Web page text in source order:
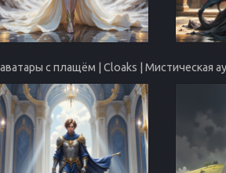
аватары с плащём | Cloaks | Мистическая